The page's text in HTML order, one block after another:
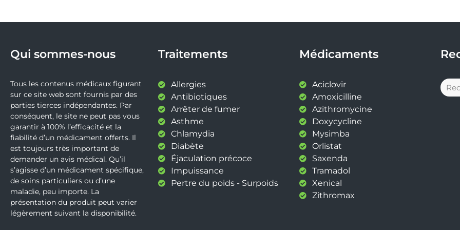
Qui sommes-nous
Tous les contenus médicaux figurant
sur ce site web sont fournis par des
parties tierces indépendantes. Par
conséquent, le site ne peut pas vous
garantir à 100% l’efficacité et la
fiabilité d’un médicament offerts. Il
est toujours très important de
demander un avis médical. Qu’il
s’agisse d’un médicament spécifique,
de soins particuliers ou d’une
maladie, peu importe. La
présentation du produit peut varier
légèrement suivant la disponibilité.
Traitements
Allergies
Antibiotiques
Arrêter de fumer
Asthme
Chlamydia
Diabète
Éjaculation précoce
Impuissance
Pertre du poids - Surpoids
Médicaments
Aciclovir
Amoxicilline
Azithromycine
Doxycycline
Mysimba
Orlistat
Saxenda
Tramadol
Xenical
Zithromax